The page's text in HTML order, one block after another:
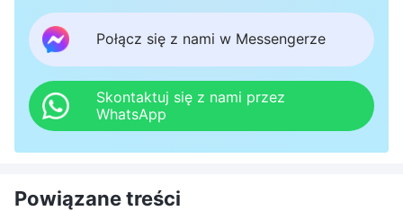
Połącz się z nami w Messengerze
Skontaktuj się z nami przez
WhatsApp
Powiązane treści